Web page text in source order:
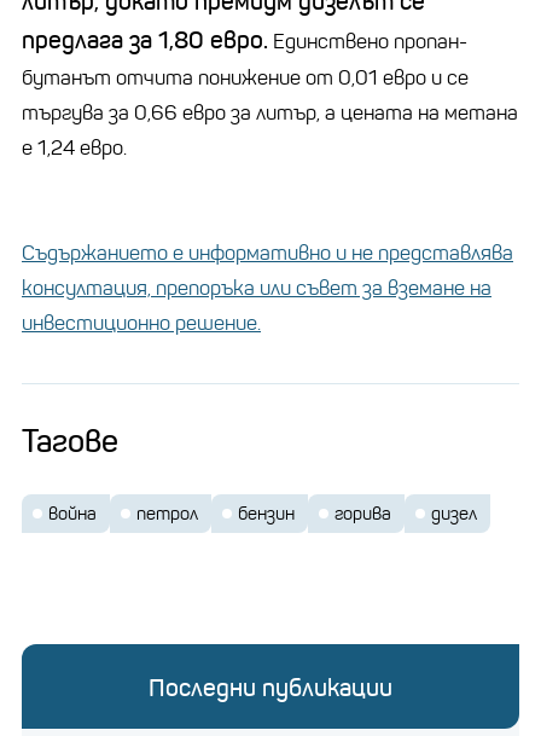
предлага за 1,80 евро. Единствено пропан-
бутанът отчита понижение от 0,01 евро и се
търгува за 0,66 евро за литър, а цената на метана
е 1,24 евро.
Съдържанието е информативно и не представлява
консултация, препоръка или съвет за вземане на
инвестиционно решение.
Тагове
война петрол бензин горива дизел
Последни публикации